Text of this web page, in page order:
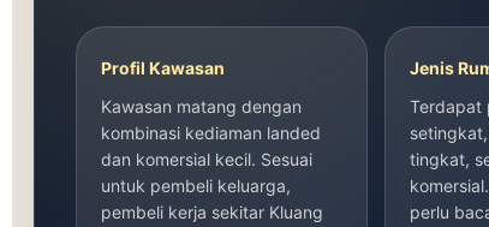
Profil Kawasan
Kawasan matang dengan
kombinasi kediaman landed
dan komersial kecil. Sesuai
untuk pembeli keluarga,
pembeli kerja sekitar Kluang
Jenis
Terdapat
tingkat,
perlu